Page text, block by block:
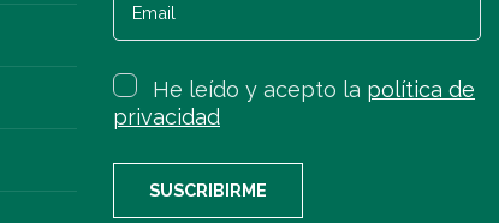
He leído y acepto la política de
privacidad